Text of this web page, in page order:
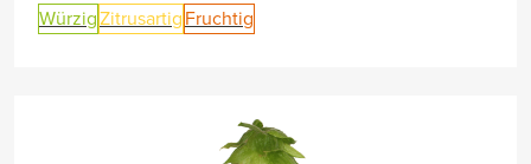
WürzigZitrusartig Fruchtig